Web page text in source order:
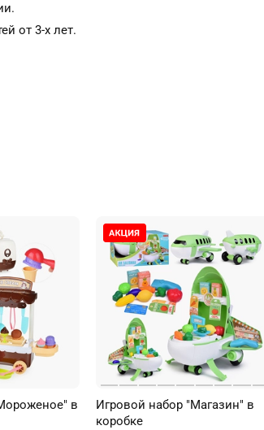
от 3-х лет.
в
Игровой набор "Магазин" в
коробке